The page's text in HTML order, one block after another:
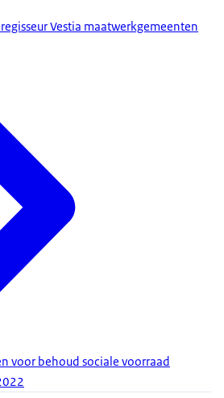
Vestia maatwerkgemeenten
voor behoud sociale voorraad